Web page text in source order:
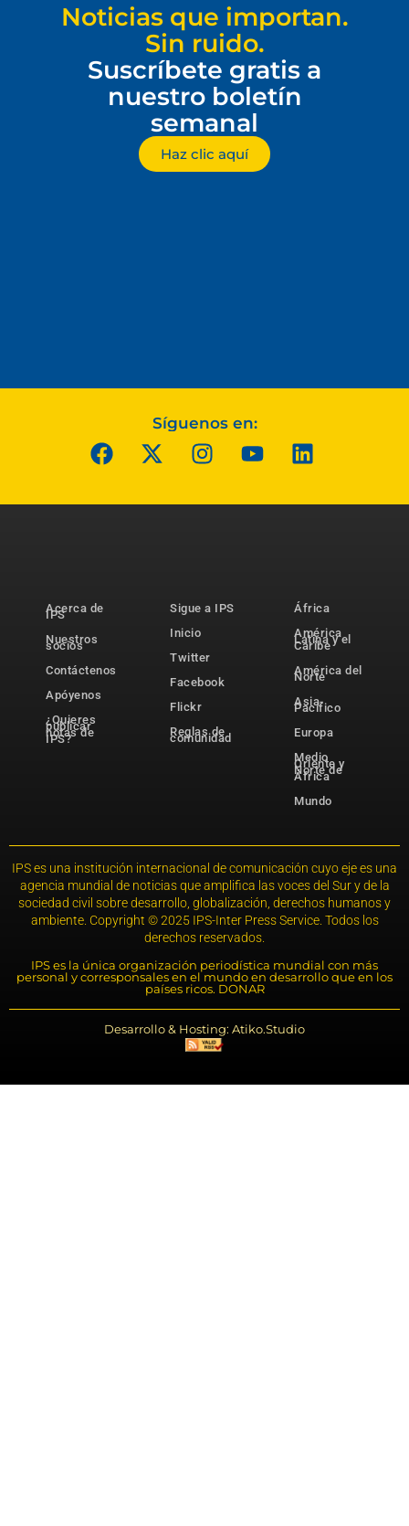
Noticias que importan.
Sin ruido.
Suscríbete gratis a
nuestro boletín
semanal
Haz clic aquí
Síguenos en:
Acerca de
IPS
Nuestros
socios
Contáctenos
Apóyenos
¿Quieres
publicar
notas de
IPS?
Sigue a IPS
Inicio
Twitter
Facebook
Flickr
Reglas de
comunidad
África
América
Latina y el
Caribe
América del
Norte
Asia-
Pacífico
Europa
Medio
Oriente y
Norte de
África
Mundo
IPS es una institución internacional de comunicación cuyo eje es una
agencia mundial de noticias que amplifica las voces del Sur y de la
sociedad civil sobre desarrollo, globalización, derechos humanos y
ambiente. Copyright © 2025 IPS-Inter Press Service. Todos los
derechos reservados.
IPS es la única organización periodística mundial con más
personal y corresponsales en el mundo en desarrollo que en los
países ricos. DONAR
Desarrollo & Hosting: Atiko.Studio